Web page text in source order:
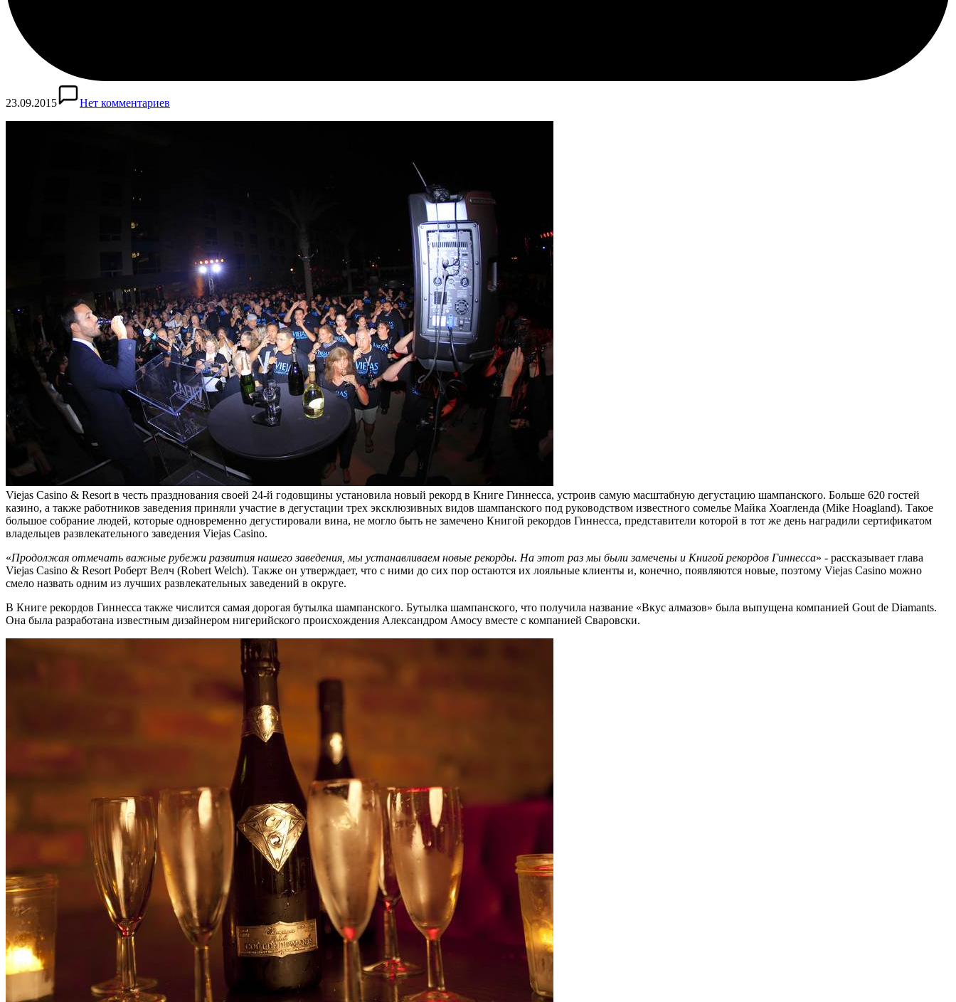
23.09.2015 Нет комментариев
Viejas Casino & Resort в честь празднования своей 24-й годовщины установила новый рекорд в Книге Гиннесса, устроив самую масштабную дегустацию шампанского. Больше 620 гостей
казино, а также работников заведения приняли участие в дегустации трех эксклюзивных видов шампанского под руководством известного сомелье Майка Хоагленда (Mike Hoagland). Такое
большое собрание людей, которые одновременно дегустировали вина, не могло быть не замечено Книгой рекордов Гиннесса, представители которой в тот же день наградили сертификатом
владельцев развлекательного заведения Viejas Casino.
«Продолжая отмечать важные рубежи развития нашего заведения, мы устанавливаем новые рекорды. На этот раз мы были замечены и Книгой рекордов Гиннесса» - рассказывает глава
Viejas Casino & Resort Роберт Велч (Robert Welch). Также он утверждает, что с ними до сих пор остаются их лояльные клиенты и, конечно, появляются новые, поэтому Viejas Casino можно
смело назвать одним из лучших развлекательных заведений в округе.
В Книге рекордов Гиннесса также числится самая дорогая бутылка шампанского. Бутылка шампанского, что получила название «Вкус алмазов» была выпущена компанией Gout de Diamants.
Она была разработана известным дизайнером нигерийского происхождения Александром Амосу вместе с компанией Сваровски.